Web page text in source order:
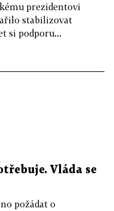
prezidentovi
stabilizovat
si podporu...
Vláda se
požádat o